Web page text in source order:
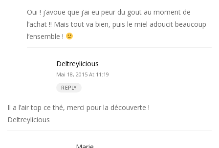
Oui ! j’avoue que j’ai eu peur du gout au moment de
l’achat !! Mais tout va bien, puis le miel adoucit beaucoup
l’ensemble !
Deltreylicious
Mai 18, 2015 At 11:19
REPLY
Il a l’air top ce thé, merci pour la découverte !
Deltreylicious